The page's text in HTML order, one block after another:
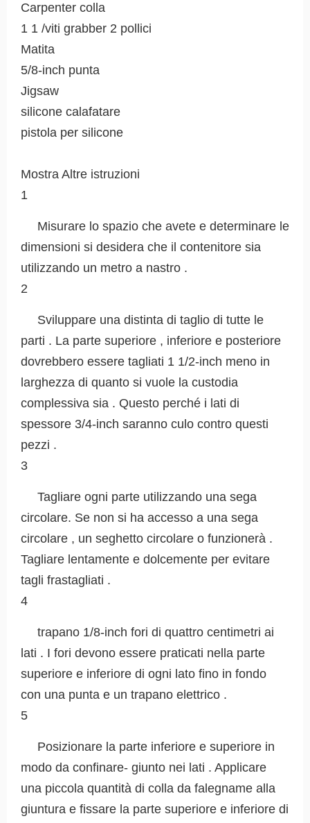
Carpenter colla
1 1 /viti grabber 2 pollici
Matita
5/8-inch punta
Jigsaw
silicone calafatare
pistola per silicone
Mostra Altre istruzioni
1
Misurare lo spazio che avete e determinare le
dimensioni si desidera che il contenitore sia
utilizzando un metro a nastro .
2
Sviluppare una distinta di taglio di tutte le
parti . La parte superiore , inferiore e posteriore
dovrebbero essere tagliati 1 1/2-inch meno in
larghezza di quanto si vuole la custodia
complessiva sia . Questo perché i lati di
spessore 3/4-inch saranno culo contro questi
pezzi .
3
Tagliare ogni parte utilizzando una sega
circolare. Se non si ha accesso a una sega
circolare , un seghetto circolare o funzionerà .
Tagliare lentamente e dolcemente per evitare
tagli frastagliati .
4
trapano 1/8-inch fori di quattro centimetri ai
lati . I fori devono essere praticati nella parte
superiore e inferiore di ogni lato fino in fondo
con una punta e un trapano elettrico .
5
Posizionare la parte inferiore e superiore in
modo da confinare- giunto nei lati . Applicare
una piccola quantità di colla da falegname alla
giuntura e fissare la parte superiore e inferiore di